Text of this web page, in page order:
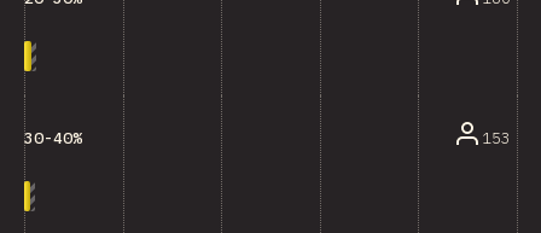
30-40% 153